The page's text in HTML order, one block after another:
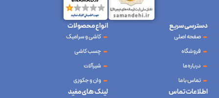
دسترسی سریع
صفحه اصلی
فروشگاه
درباره ما
تماس با ما
انواع محصولات
کاشی و سرامیک
چسب کاشی
شیرآلات
وان و جکوزی
لینک های مفید اطلاعات تماس